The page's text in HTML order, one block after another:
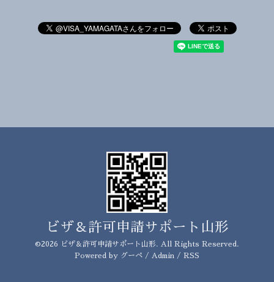
ビザ＆許可申請サポート山形
©2026 ビザ＆許可申請サポート山形. All Rights Reserved.
Powered by グーペ / Admin / RSS